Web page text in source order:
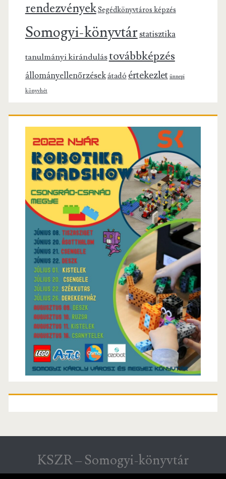
rendezvényekSegédkönyvtáros képzés
Somogyi-könyvtárstatisztika
tanulmányi kirándulástovábbképzés
állományellenőrzésekátadóértekezlet ünnepi
könyvhét
KSZR – Somogyi-könyvtár